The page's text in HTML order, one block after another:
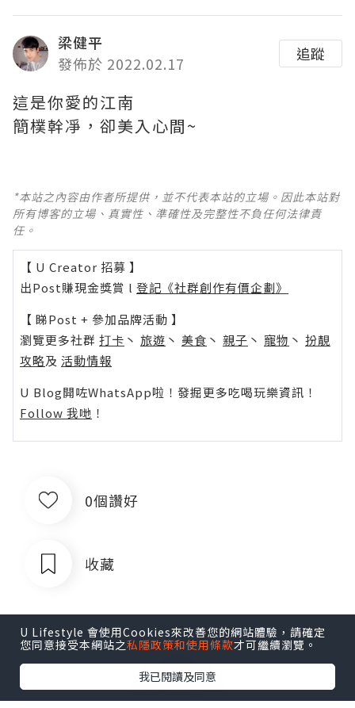
U Lifestyle 會使用Cookies來改善您的網站體驗，請確定
您同意接受本網站之私隱政策和使用條款才可繼續瀏覽。
我已閱讀及同意
梁健平
發佈於 2022.02.17
追蹤
這是你愛的江南
簡樸幹凈，卻美入心間~ ​​​
*本站之內容由作者所提供，並不代表本站的立場。因此本站對
所有博客的立場、真實性、準確性及完整性不負任何法律責
任。
【 U Creator 招募 】
出Post賺現金獎賞 l 登記《社群創作有價企劃》
【 睇Post + 參加品牌活動 】
瀏覽更多社群 打卡 丶 旅遊 丶 美食 丶 親子 丶 寵物 丶 扮靚
攻略及 活動情報
U Blog開咗WhatsApp啦！發掘更多吃喝玩樂資訊！
Follow 我哋 ！
0個讚好
收藏